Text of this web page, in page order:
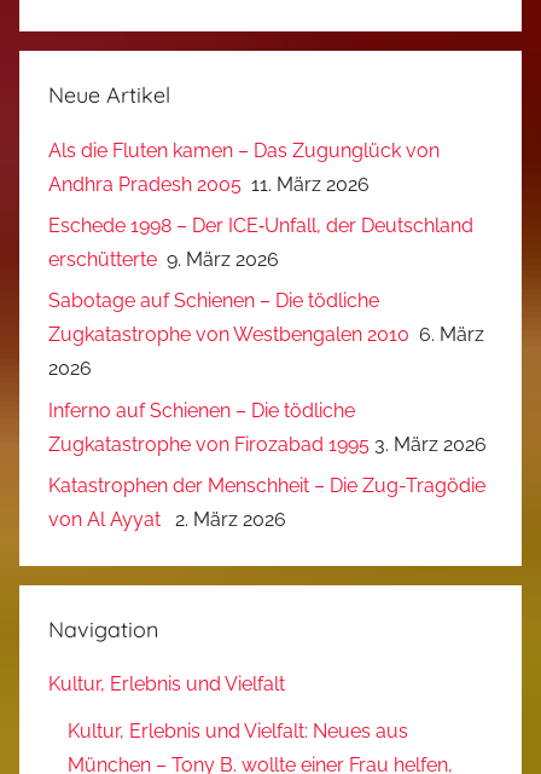
Neue Artikel
Als die Fluten kamen – Das Zugunglück von
Andhra Pradesh 2005 11. März 2026
Eschede 1998 – Der ICE‑Unfall, der Deutschland
erschütterte 9. März 2026
Sabotage auf Schienen – Die tödliche
Zugkatastrophe von Westbengalen 2010 6. März
2026
Inferno auf Schienen – Die tödliche
Zugkatastrophe von Firozabad 1995 3. März 2026
Katastrophen der Menschheit – Die Zug-Tragödie
von Al Ayyat
2. März 2026
Navigation
Kultur, Erlebnis und Vielfalt
Kultur, Erlebnis und Vielfalt: Neues aus
München – Tony B. wollte einer Frau helfen,